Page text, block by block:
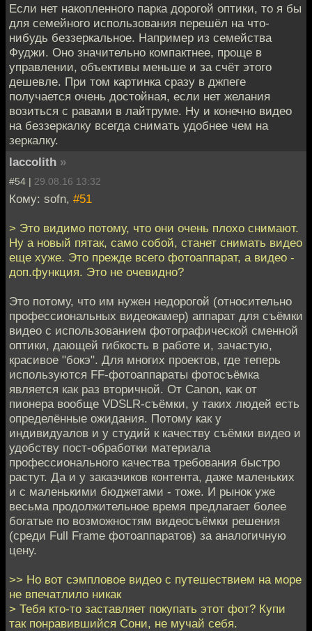
Если нет накопленного парка дорогой оптики, то я бы
для семейного использования перешёл на что-
нибудь беззеркальное. Например из семейства
Фуджи. Оно значительно компактнее, проще в
управлении, объективы меньше и за счёт этого
дешевле. При том картинка сразу в джпеге
получается очень достойная, если нет желания
возиться с равами в лайтруме. Ну и конечно видео
на беззеркалку всегда снимать удобнее чем на
зеркалку.
laccolith »
#54 | 29.08.16 13:32
Кому: sofn, #51
> Это видимо потому, что они очень плохо снимают.
Ну а новый пятак, само собой, станет снимать видео
еще хуже. Это прежде всего фотоаппарат, а видео -
доп.функция. Это не очевидно?
Это потому, что им нужен недорогой (относительно
профессиональных видеокамер) аппарат для съёмки
видео с использованием фотографической сменной
оптики, дающей гибкость в работе и, зачастую,
красивое "бокэ". Для многих проектов, где теперь
используются FF-фотоаппараты фотосъёмка
является как раз вторичной. От Canon, как от
пионера вообще VDSLR-съёмки, у таких людей есть
определённые ожидания. Потому как у
индивидуалов и у студий к качеству съёмки видео и
удобству пост-обработки материала
профессионального качества требования быстро
растут. Да и у заказчиков контента, даже маленьких
и с маленькими бюджетами - тоже. И рынок уже
весьма продолжительное время предлагает более
богатые по возможностям видеосъёмки решения
(среди Full Frame фотоаппаратов) за аналогичную
цену.
>> Но вот сэмпловое видео с путешествием на море
не впечатлило никак
> Тебя кто-то заставляет покупать этот фот? Купи
так понравившийся Сони, не мучай себя.